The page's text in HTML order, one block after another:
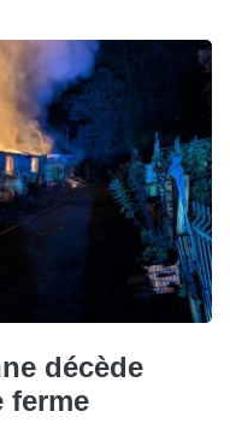
décède
ferme